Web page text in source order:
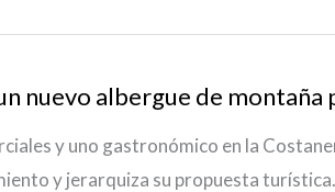
nuevo albergue de montaña
y uno gastronómico en la
y jerarquiza su propuesta